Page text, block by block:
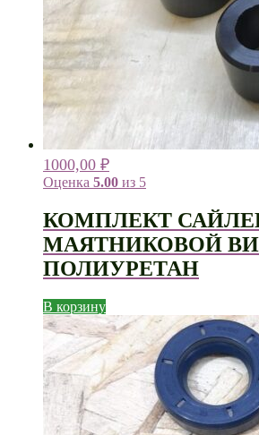
1000,00 ₽
Оценка 5.00 из 5
КОМПЛЕКТ
МАЯТНИКОВОЙ
ПОЛИУРЕТАН
В корзину